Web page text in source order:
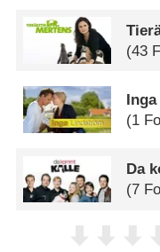
(43
(1
Da
(7